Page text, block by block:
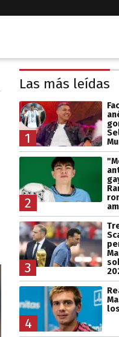
Las más leídas
1
2
3
4